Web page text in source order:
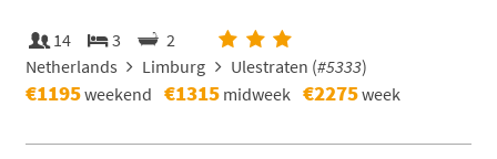
14 3
2
Netherlands
Limburg Ulestraten (#5333)
€1195weekend €1315 midweek €2275week